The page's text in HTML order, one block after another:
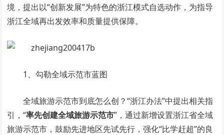
境，提出以“创新发展”为特色的浙江模式自选动作，为指导
浙江全域再出发效率和质量提供保障。
1、勾勒全域示范市蓝图
全域旅游示范市到底怎么创？“浙江办法”中提出相关指
引，“率先创建全域旅游示范市”，通过新增设置浙江省全域
旅游示范市，鼓励先进地区先试先行，强化“比学赶超”的良